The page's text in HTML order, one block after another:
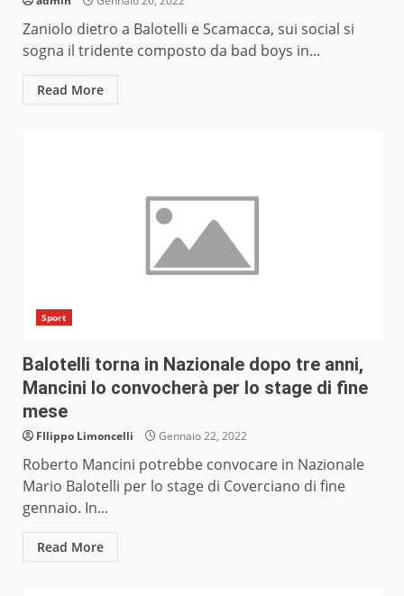
Zaniolo dietro a Balotelli e Scamacca, sui social si
sogna il tridente composto da bad boys in...
Read More
Sport
Balotelli torna in Nazionale dopo tre anni,
Mancini lo convocherà per lo stage di fine
mese
FIlippo Limoncelli Gennaio 22, 2022
Roberto Mancini potrebbe convocare in Nazionale
Mario Balotelli per lo stage di Coverciano di fine
gennaio. In...
Read More